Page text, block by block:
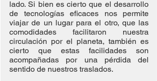
lado. Si bien es cierto que el desarrollo
de tecnologías eficaces nos permite
viajar de un lugar para el otro, que las
comodidades facilitaron nuestra
circulación por el planeta, también es
cierto que estas facilidades son
acompañadas por una pérdida del
sentido de nuestros traslados.